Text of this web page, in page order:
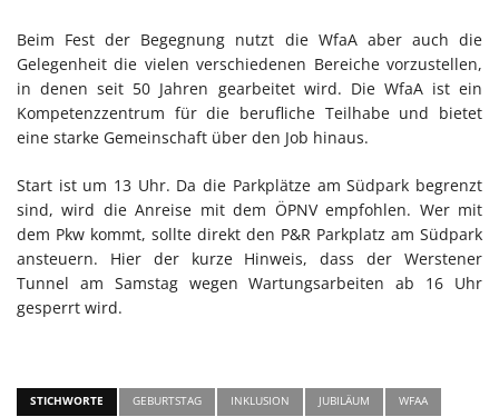
Beim Fest der Begegnung nutzt die WfaA aber auch die
Gelegenheit die vielen verschiedenen Bereiche vorzustellen,
in denen seit 50 Jahren gearbeitet wird. Die WfaA ist ein
Kompetenzzentrum für die berufliche Teilhabe und bietet
eine starke Gemeinschaft über den Job hinaus.
Start ist um 13 Uhr. Da die Parkplätze am Südpark begrenzt
sind, wird die Anreise mit dem ÖPNV empfohlen. Wer mit
dem Pkw kommt, sollte direkt den P&R Parkplatz am Südpark
ansteuern. Hier der kurze Hinweis, dass der Werstener
Tunnel am Samstag wegen Wartungsarbeiten ab 16 Uhr
gesperrt wird.
STICHWORTE GEBURTSTAG INKLUSION JUBILÄUM WFAA